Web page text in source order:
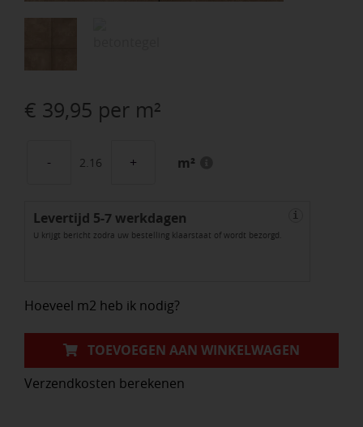
€ 39,95 per m²
GeoCorso
Peschiera
del
m²
Levertijd 5-7 werkdagen
U krijgt bericht zodra uw bestelling klaarstaat of wordt bezorgd.
i
Hoeveel m2 heb ik nodig?
TOEVOEGEN AAN WINKELWAGEN
Verzendkosten berekenen